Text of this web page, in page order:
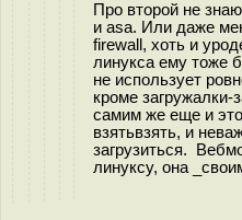
Про второй не
и asa. Или даже
firewall, хоть и
линукса ему тоже
не использует
кроме загружалки-
самим же еще и это
взятьвзять, и
загрузиться.
линуксу, она